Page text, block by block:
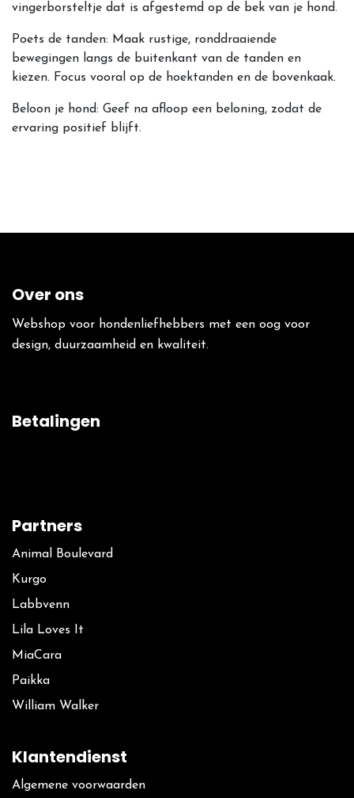
vingerborsteltje dat is afgestemd op de bek van je hond.
Poets de tanden: Maak rustige, ronddraaiende
bewegingen langs de buitenkant van de tanden en
kiezen. Focus vooral op de hoektanden en de bovenkaak.
Beloon je hond: Geef na afloop een beloning, zodat de
ervaring positief blijft.
Over ons
Webshop voor hondenliefhebbers met een oog voor
design, duurzaamheid en kwaliteit.
Betalingen
Partners
Animal Boulevard
Kurgo
La​bbvenn
Lila Loves It
MiaCara
Paikka
William Walker
Klantendienst
Algemene voorwaarden